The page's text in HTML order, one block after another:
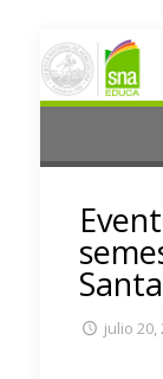
julio 20,